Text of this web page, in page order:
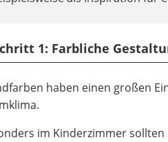
1: Farbliche
haben einen großen
im Kinderzimmer sollten